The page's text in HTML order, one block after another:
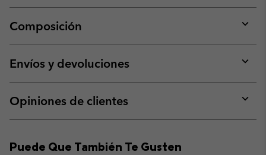
Composición
or
Envíos y devoluciones
or
Opiniones de clientes
or
Puede Que También Te Gusten